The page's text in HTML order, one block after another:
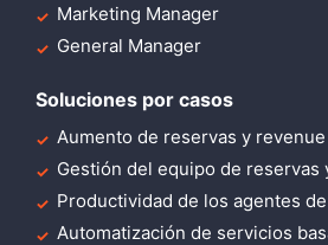
Marketing Manager
General Manager
Soluciones por casos
Aumento de reservas y revenue
Gestión del equipo de reservas
Productividad de los agentes
Automatización de servicios